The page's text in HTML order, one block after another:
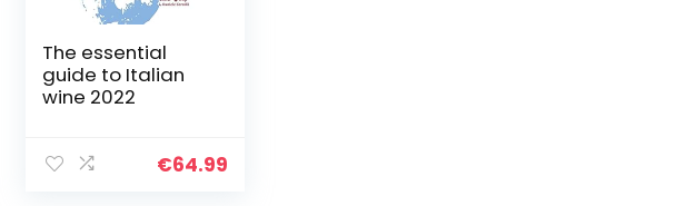
The essential
guide to Italian
wine 2022
€64.99